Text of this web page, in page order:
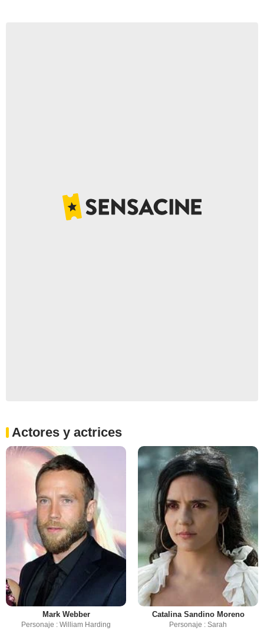
Actores y actrices
Mark Webber
Personaje : William Harding
Catalina Sandino Moreno
Personaje : Sarah